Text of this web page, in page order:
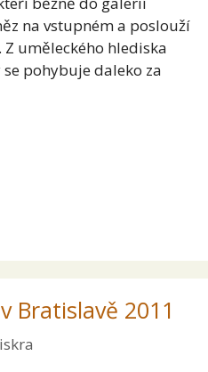
na vstupném a poslouží
uměleckého hlediska
pohybuje daleko za
Bratislavě 2011